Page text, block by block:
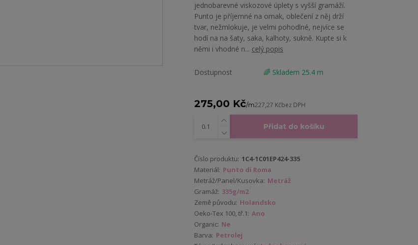
jednobarevné viskozové úplety s vyšší gramáží.
Punto je příjemné na omak, oblečení z něj drží
tvar, nežmlokuje, je velmi pohodlné, nejvíce se
hodí na na šaty, saka, kalhoty, sukně. Kupte si k
němi i vhodné n... celý popis
Dostupnost 🌈 Skladem 25.4 m
275,00 Kč/m227,27 Kčbez DPH
Přidat do košíku
Číslo produktu: 1C4-1C01EP424-335
Materiál: Punto di Roma
Metráž/Panel/Kusovka: Metráž
Gramáž: 335g/m2
Země původu: Holandsko
Oeko-Tex 100, tř.1: Ano
Organic: Ne
Barva: Petrolej